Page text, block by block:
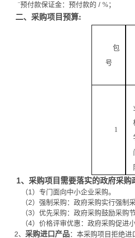
¨预付款保证金：预付款的 / %；
二、采购项目预算:
包
号
1
1、采购项目需要落实的政府采购
（1）专门面向中小企业采购。
（2）强制采购：政府采购实行强制
（3）优先采购：政府采购鼓励采购
（4）价格评审优惠：政府采购促进
2、 采购进口产品：本采购项目拒绝进